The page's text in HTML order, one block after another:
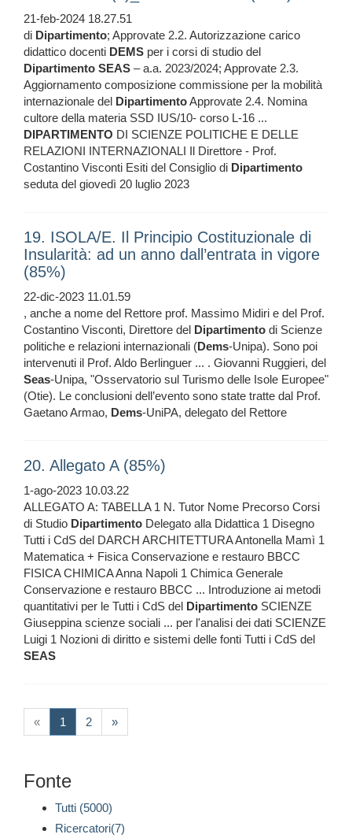
21-feb-2024 18.27.51
di Dipartimento; Approvate 2.2. Autorizzazione carico
didattico docenti DEMS per i corsi di studio del
Dipartimento SEAS – a.a. 2023/2024; Approvate 2.3.
Aggiornamento composizione commissione per la mobilità
internazionale del DipartimentoApprovate 2.4. Nomina
cultore della materia SSD IUS/10- corso L-16 ...
DIPARTIMENTO DI SCIENZE POLITICHE E DELLE
RELAZIONI INTERNAZIONALI Il Direttore - Prof.
Costantino Visconti Esiti del Consiglio di Dipartimento
seduta del giovedì 20 luglio 2023
19. ISOLA/E. Il Principio Costituzionale di
Insularità: ad un anno dall’entrata in vigore
(85%)
22-dic-2023 11.01.59
, anche a nome del Rettore prof. Massimo Midiri e del Prof.
Costantino Visconti, Direttore del Dipartimento di Scienze
politiche e relazioni internazionali (Dems-Unipa). Sono poi
intervenuti il Prof. Aldo Berlinguer ... . Giovanni Ruggieri, del
Seas-Unipa, "Osservatorio sul Turismo delle Isole Europee"
(Otie). Le conclusioni dell’evento sono state tratte dal Prof.
Gaetano Armao, Dems-UniPA, delegato del Rettore
20. Allegato A (85%)
1-ago-2023 10.03.22
ALLEGATO A: TABELLA 1 N. Tutor Nome Precorso Corsi
di Studio Dipartimento Delegato alla Didattica 1 Disegno
Tutti i CdS del DARCH ARCHITETTURA Antonella Mamì 1
Matematica + Fisica Conservazione e restauro BBCC
FISICA CHIMICA Anna Napoli 1 Chimica Generale
Conservazione e restauro BBCC ... Introduzione ai metodi
quantitativi per le Tutti i CdS del Dipartimento SCIENZE
Giuseppina scienze sociali ... per l'analisi dei dati SCIENZE
Luigi 1 Nozioni di diritto e sistemi delle fonti Tutti i CdS del
SEAS
« 1 (current)
2 »
Fonte
Tutti (5000)
Ricercatori(7)